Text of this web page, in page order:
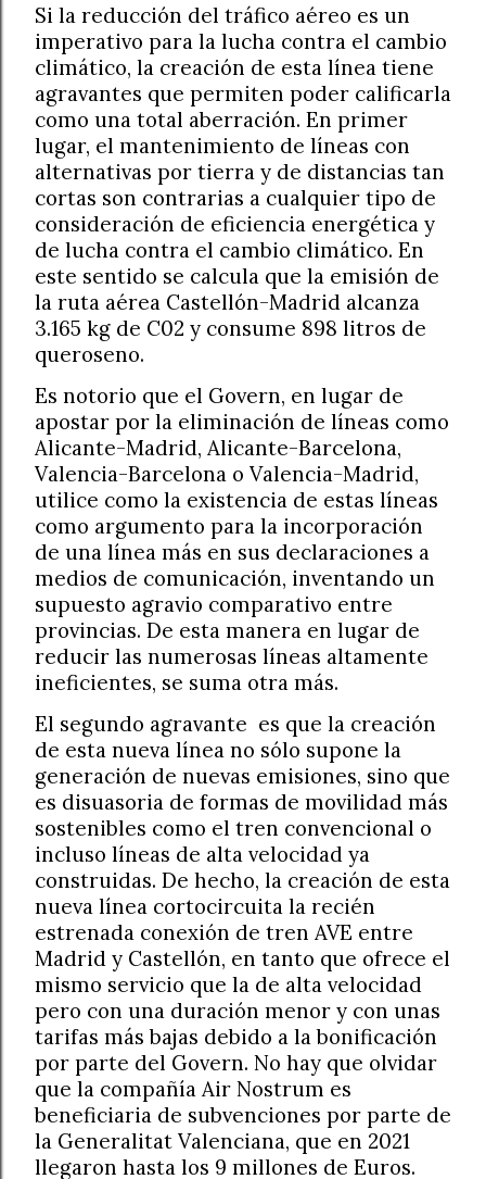
Si la reducción del tráfico aéreo es un
imperativo para la lucha contra el cambio
climático, la creación de esta línea tiene
agravantes que permiten poder calificarla
como una total aberración. En primer
lugar, el mantenimiento de líneas con
alternativas por tierra y de distancias tan
cortas son contrarias a cualquier tipo de
consideración de eficiencia energética y
de lucha contra el cambio climático. En
este sentido se calcula que la emisión de
la ruta aérea Castellón-Madrid alcanza
3.165 kg de C02 y consume 898 litros de
queroseno.
Es notorio que el Govern, en lugar de
apostar por la eliminación de líneas como
Alicante-Madrid, Alicante-Barcelona,
Valencia-Barcelona o Valencia-Madrid,
utilice como la existencia de estas líneas
como argumento para la incorporación
de una línea más en sus declaraciones a
medios de comunicación, inventando un
supuesto agravio comparativo entre
provincias. De esta manera en lugar de
reducir las numerosas líneas altamente
ineficientes, se suma otra más.
El segundo agravante es que la creación
de esta nueva línea no sólo supone la
generación de nuevas emisiones, sino que
es disuasoria de formas de movilidad más
sostenibles como el tren convencional o
incluso líneas de alta velocidad ya
construidas. De hecho, la creación de esta
nueva línea cortocircuita la recién
estrenada conexión de tren AVE entre
Madrid y Castellón, en tanto que ofrece el
mismo servicio que la de alta velocidad
pero con una duración menor y con unas
tarifas más bajas debido a la bonificación
por parte del Govern. No hay que olvidar
que la compañía Air Nostrum es
beneficiaria de subvenciones por parte de
la Generalitat Valenciana, que en 2021
llegaron hasta los 9 millones de Euros.